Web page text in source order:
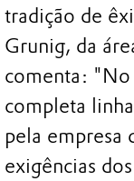
tradição de
Grunig, da
comenta: "No
completa
pela empresa
exigências